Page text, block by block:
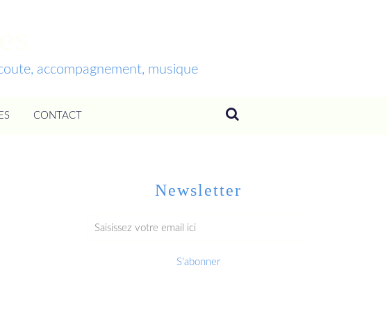
accompagnement, musique
CONTACT
Newsletter